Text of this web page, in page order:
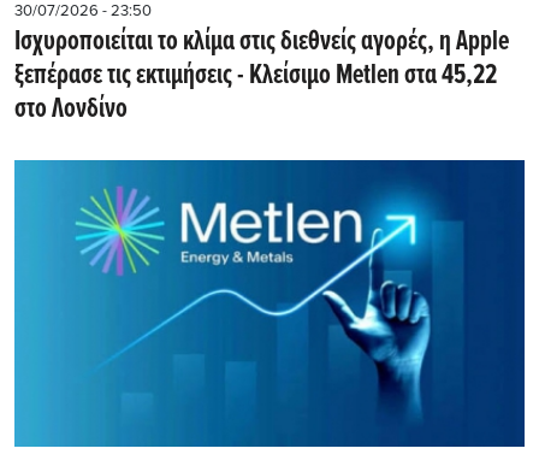
30/07/2026 - 23:50
Iσχυροποιείται το κλίμα στις διεθνείς αγορές, η Apple
ξεπέρασε τις εκτιμήσεις - Kλείσιμο Metlen στα 45,22
στο Λονδίνο